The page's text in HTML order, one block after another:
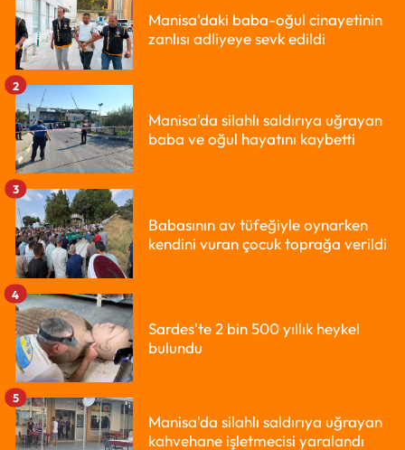
Manisa'daki baba-oğul cinayetinin
zanlısı adliyeye sevk edildi
Manisa'da silahlı saldırıya uğrayan
baba ve oğul hayatını kaybetti
2
Babasının av tüfeğiyle oynarken
kendini vuran çocuk toprağa verildi
3
Sardes'te 2 bin 500 yıllık heykel
bulundu
4
Manisa'da silahlı saldırıya uğrayan
kahvehane işletmecisi yaralandı
5